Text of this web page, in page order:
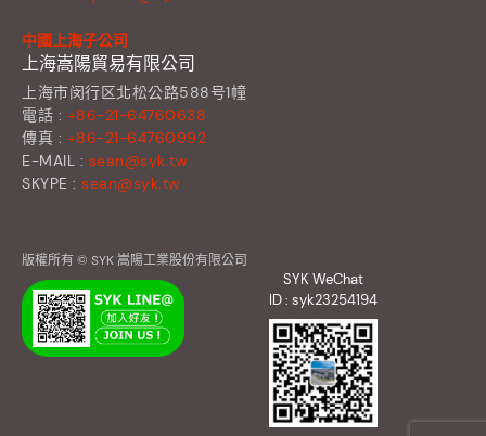
中國上海子公司
上海嵩陽貿易有限公司
上海市闵行区北松公路588号1幢
電話 : +86-21-64760638
傳真 : +86-21-64760992
E-MAIL : sean@syk.tw
SKYPE : sean@syk.tw
版權所有 © SYK 嵩陽工業股份有限公司
SYK WeChat
ID : syk23254194